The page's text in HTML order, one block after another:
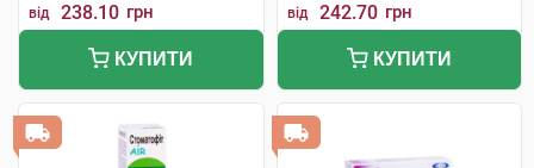
від 238.10 грн
КУПИТИ
від 242.70 грн
КУПИТИ